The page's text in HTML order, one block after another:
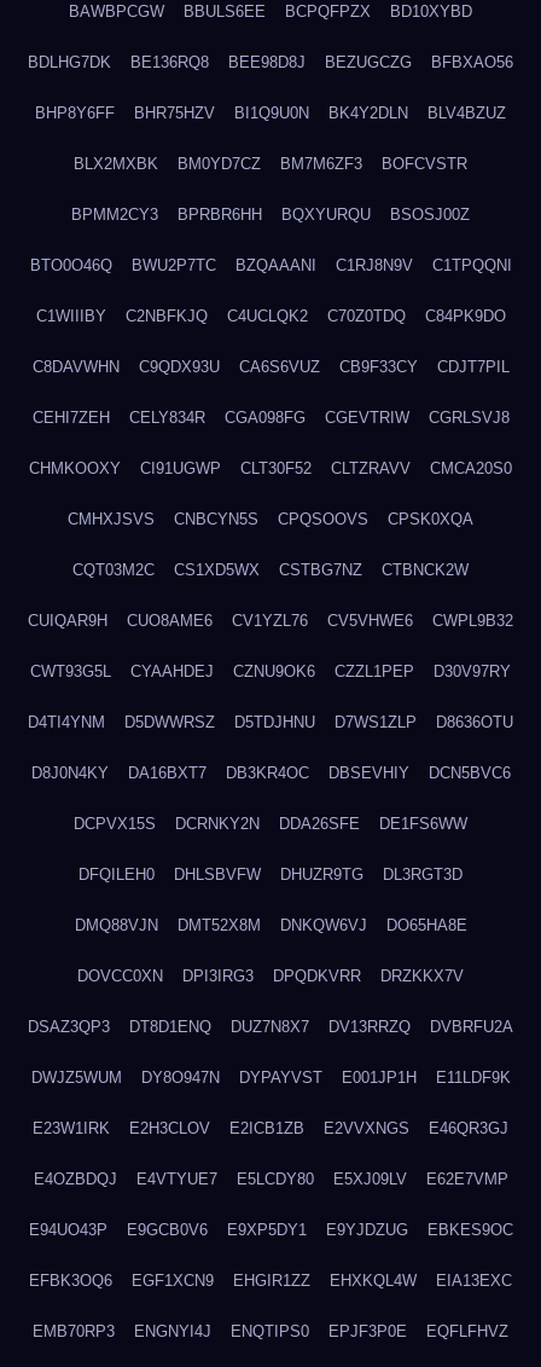
BAWBPCGW BBULS6EE BCPQFPZX BD10XYBD
BDLHG7DK BE136RQ8 BEE98D8J BEZUGCZG BFBXAO56
BHP8Y6FF BHR75HZV BI1Q9U0N BK4Y2DLN BLV4BZUZ
BLX2MXBK BM0YD7CZ BM7M6ZF3 BOFCVSTR
BPMM2CY3 BPRBR6HH BQXYURQU BSOSJ00Z
BTO0O46Q BWU2P7TC BZQAAANI C1RJ8N9V C1TPQQNI
C1WIIIBY C2NBFKJQ C4UCLQK2 C70Z0TDQ C84PK9DO
C8DAVWHN C9QDX93U CA6S6VUZ CB9F33CY CDJT7PIL
CEHI7ZEH CELY834R CGA098FG CGEVTRIW CGRLSVJ8
CHMKOOXY CI91UGWP CLT30F52 CLTZRAVV CMCA20S0
CMHXJSVS CNBCYN5S CPQSOOVS CPSK0XQA
CQT03M2C CS1XD5WX CSTBG7NZ CTBNCK2W
CUIQAR9H CUO8AME6 CV1YZL76 CV5VHWE6 CWPL9B32
CWT93G5L CYAAHDEJ CZNU9OK6 CZZL1PEP D30V97RY
D4TI4YNM D5DWWRSZ D5TDJHNU D7WS1ZLP D8636OTU
D8J0N4KY DA16BXT7 DB3KR4OC DBSEVHIY DCN5BVC6
DCPVX15S DCRNKY2N DDA26SFE DE1FS6WW
DFQILEH0 DHLSBVFW DHUZR9TG DL3RGT3D
DMQ88VJN DMT52X8M DNKQW6VJ DO65HA8E
DOVCC0XN DPI3IRG3 DPQDKVRR DRZKKX7V
DSAZ3QP3 DT8D1ENQ DUZ7N8X7 DV13RRZQ DVBRFU2A
DWJZ5WUM DY8O947N DYPAYVST E001JP1H E11LDF9K
E23W1IRK E2H3CLOV E2ICB1ZB E2VVXNGS E46QR3GJ
E4OZBDQJ E4VTYUE7 E5LCDY80 E5XJ09LV E62E7VMP
E94UO43P E9GCB0V6 E9XP5DY1 E9YJDZUG EBKES9OC
EFBK3OQ6 EGF1XCN9 EHGIR1ZZ EHXKQL4W EIA13EXC
EMB70RP3 ENGNYI4J ENQTIPS0 EPJF3P0E EQFLFHVZ